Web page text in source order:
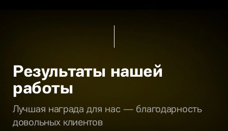
Результаты нашей
работы
Лучшая награда для нас — благодарность
довольных клиентов